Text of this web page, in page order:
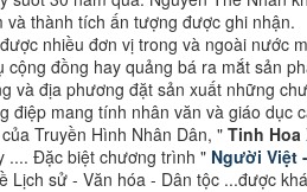
và thành tích ấn tượng được ghi nhận.
nhiều đơn vị trong và ngoài nước
cộng đồng hay quảng bá ra mắt sản
và địa phương đặt sản xuất những
điệp mang tính nhân văn và giáo dục
Truyền Hình Nhân Dân, " Tinh Hoa
.... Đặc biệt chương trình " Người Việt
Lịch sử - Văn hóa - Dân tộc ...được